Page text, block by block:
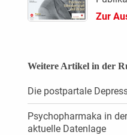
Zur
Weitere Artikel in der
Die postpartale
Psychopharmaka in
aktuelle Datenlage